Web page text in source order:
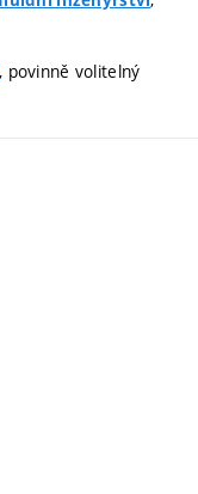
, povinně volitelný